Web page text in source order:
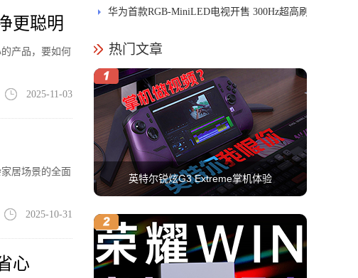
更聪明
产品，要如何
2025-11-03
居场景的全面
2025-10-31
心
引领PC交互新体验
华为首款RGB-MiniLED电视开售 300Hz超高刷
热门文章
英特尔锐炫G3 Extreme掌机体验